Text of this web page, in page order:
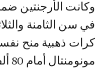
وكانت الأرجنتين ضمنت التأهل مسبقا، لكن
في سن الثامنة
كرات ذهبية منح